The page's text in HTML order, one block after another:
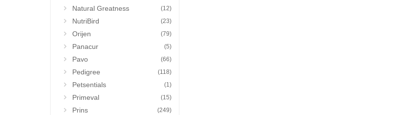
Natural Greatness (12)
NutriBird (23)
Orijen (79)
Panacur (5)
Pavo (66)
Pedigree (118)
Petsentials (1)
Primeval (15)
Prins (249)